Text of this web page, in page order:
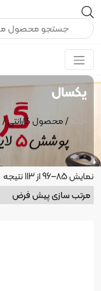
خانه / محصول گارانتی /
یکسال
نمایش 85–96 از 113 نتیجه